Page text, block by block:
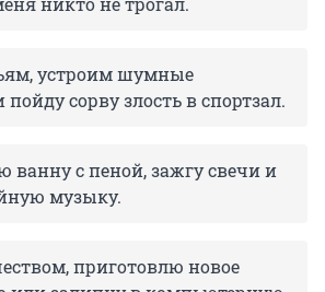
устроим шумные
сорву злость в спортзал.
ванну с пеной, зажгу свечи и
музыку.
приготовлю новое